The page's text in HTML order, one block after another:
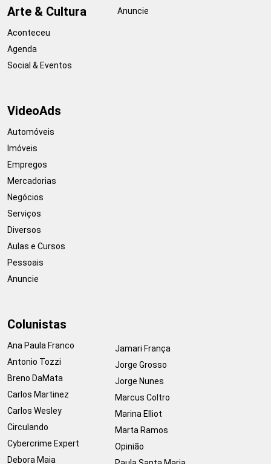
Arte & Cultura
Aconteceu
Agenda
Social & Eventos
Anuncie
VideoAds
Automóveis
Imóveis
Empregos
Mercadorias
Negócios
Serviços
Diversos
Aulas e Cursos
Pessoais
Anuncie
Colunistas
Ana Paula Franco
Antonio Tozzi
Breno DaMata
Carlos Martinez
Carlos Wesley
Circulando
Cybercrime Expert
Debora Maia
Jamari França
Jorge Grosso
Jorge Nunes
Marcus Coltro
Marina Elliot
Marta Ramos
Opinião